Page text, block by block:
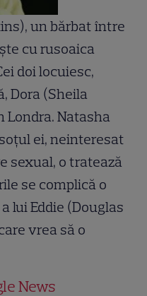
un bărbat între
cu rusoaica
doi locuiesc,
Dora (Sheila
Londra. Natasha
ei, neinteresat
sexual, o tratează
se complică o
lui Eddie (Douglas
vrea să o
News